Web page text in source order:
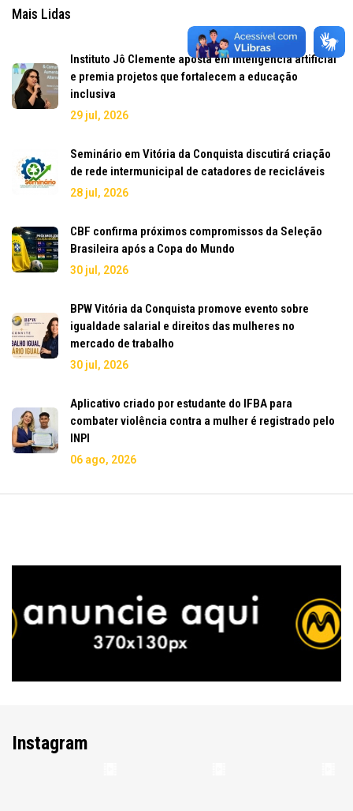
Mais Lidas
Instituto Jô Clemente aposta em inteligência artificial
e premia projetos que fortalecem a educação
inclusiva
29 jul, 2026
Seminário em Vitória da Conquista discutirá criação
de rede intermunicipal de catadores de recicláveis
28 jul, 2026
CBF confirma próximos compromissos da Seleção
Brasileira após a Copa do Mundo
30 jul, 2026
BPW Vitória da Conquista promove evento sobre
igualdade salarial e direitos das mulheres no
mercado de trabalho
30 jul, 2026
Aplicativo criado por estudante do IFBA para
combater violência contra a mulher é registrado pelo
INPI
06 ago, 2026
Instagram